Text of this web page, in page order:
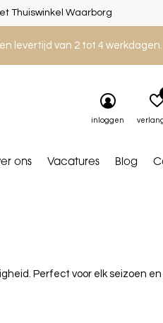
levertijd van 2 tot 4 werkdagen.
ons Vacatures Blog
inloggen
Thuiswinkel Waarborg
Perfect voor elk seizoen